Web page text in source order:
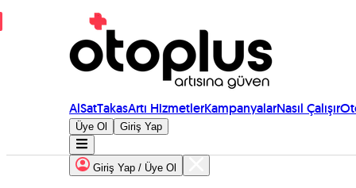
AlSatTakasArtı HizmetlerKampanyalarNasıl Çalışır
Üye Ol Giriş Yap
Giriş Yap / Üye Ol